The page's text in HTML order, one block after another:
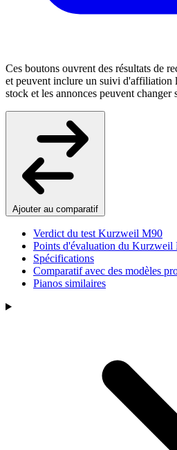
Ces boutons ouvrent des résultats de
et peuvent inclure un suivi d'affiliation
stock et les annonces peuvent changer
Ajouter au comparatif
Verdict du test Kurzweil M90
Points d'évaluation du Kurzweil
Spécifications
Comparatif avec des modèles
Pianos similaires